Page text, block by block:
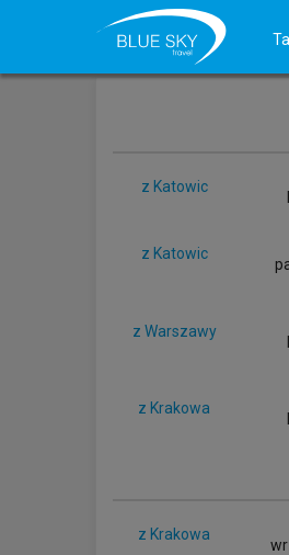
bluesky.pl promocje
z Katowic
z Katowic
z Warszawy
z Krakowa
z Krakowa